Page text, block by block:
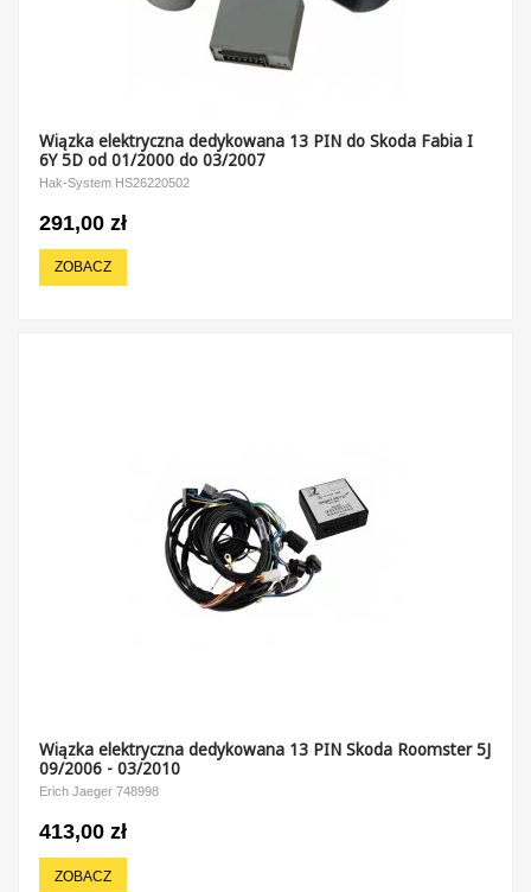
Wiązka elektryczna dedykowana 13 PIN do Skoda Fabia I
6Y 5D od 01/2000 do 03/2007
Hak-System HS26220502
291,00 zł
ZOBACZ
Wiązka elektryczna dedykowana 13 PIN Skoda Roomster 5J
09/2006 - 03/2010
Erich Jaeger 748998
413,00 zł
ZOBACZ